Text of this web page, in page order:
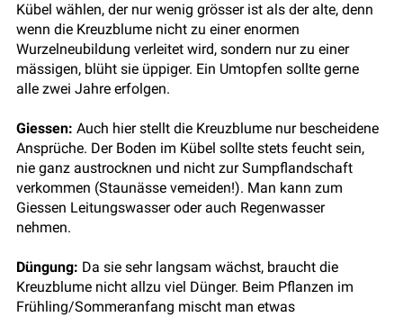
Kübel wählen, der nur wenig grösser ist als der alte, denn
wenn die Kreuzblume nicht zu einer enormen
Wurzelneubildung verleitet wird, sondern nur zu einer
mässigen, blüht sie üppiger. Ein Umtopfen sollte gerne
alle zwei Jahre erfolgen.
Giessen: Auch hier stellt die Kreuzblume nur bescheidene
Ansprüche. Der Boden im Kübel sollte stets feucht sein,
nie ganz austrocknen und nicht zur Sumpflandschaft
verkommen (Staunässe vemeiden!). Man kann zum
Giessen Leitungswasser oder auch Regenwasser
nehmen.
Düngung: Da sie sehr langsam wächst, braucht die
Kreuzblume nicht allzu viel Dünger. Beim Pflanzen im
Frühling/Sommeranfang mischt man etwas